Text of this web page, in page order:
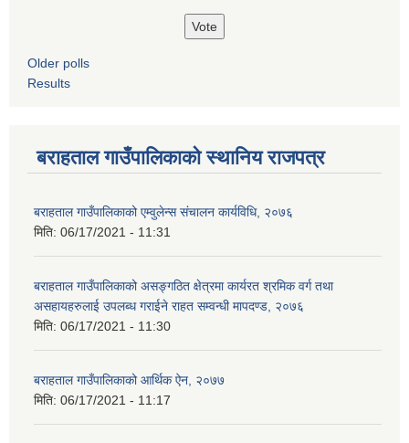
Older polls
Results
बराहताल गाउँपालिकाको स्थानिय राजपत्र
बराहताल गाउँपालिकाको एम्वुलेन्स संचालन कार्यविधि, २०७६
मिति: 06/17/2021 - 11:31
बराहताल गाउँपालिकाको असङ्गठित क्षेत्रमा कार्यरत श्रमिक वर्ग तथा
असहायहरुलाई उपलब्ध गराईने राहत सम्वन्धी मापदण्ड, २०७६
मिति: 06/17/2021 - 11:30
बराहताल गाउँपालिकाको आर्थिक ऐन, २०७७
मिति: 06/17/2021 - 11:17